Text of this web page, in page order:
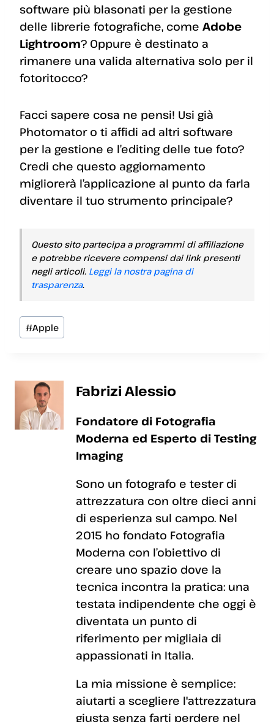
software più blasonati per la gestione
delle librerie fotografiche, come Adobe
Lightroom? Oppure è destinato a
rimanere una valida alternativa solo per il
fotoritocco?
Facci sapere cosa ne pensi! Usi già
Photomator o ti affidi ad altri software
per la gestione e l’editing delle tue foto?
Credi che questo aggiornamento
migliorerà l’applicazione al punto da farla
diventare il tuo strumento principale?
Questo sito partecipa a programmi di affiliazione
e potrebbe ricevere compensi dai link presenti
negli articoli. Leggi la nostra pagina di
trasparenza.
Tag
articolo:
#Apple
Fabrizi Alessio
Fondatore di Fotografia
Moderna ed Esperto di Testing
Imaging
Sono un fotografo e tester di
attrezzatura con oltre dieci anni
di esperienza sul campo. Nel
2015 ho fondato Fotografia
Moderna con l’obiettivo di
creare uno spazio dove la
tecnica incontra la pratica: una
testata indipendente che oggi è
diventata un punto di
riferimento per migliaia di
appassionati in Italia.
La mia missione è semplice:
aiutarti a scegliere l'attrezzatura
giusta senza farti perdere nel